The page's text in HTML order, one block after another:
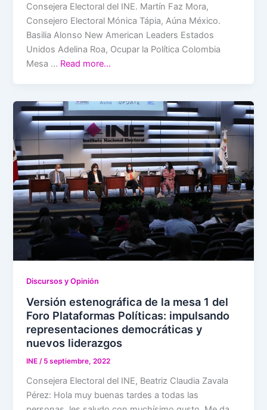
Consejera Electoral del INE. Martín Faz Mora,
Consejero Electoral Mónica Tápia, Aúna México.
Basilia Alonso New American Leaders Estados
Unidos Adelina Roa, Ocupar la Política Colombia
Mesa … Read more…
Discursos y Opinión
Versión estenográfica de la mesa 1 del
Foro Plataformas Políticas: impulsando
representaciones democráticas y
nuevos liderazgos
INE/ 5 septiembre, 2022
Consejera Electoral del INE, Beatriz Claudia Zavala
Pérez: Hola muy buenas tardes a todas las